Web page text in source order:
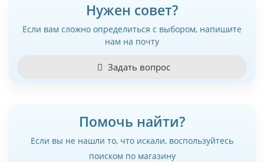
Нужен совет?
Если вам сложно определиться с выбором, напишите
нам на почту
Задать вопрос
Помочь найти?
Если вы не нашли то, что искали, воспользуйтесь
поиском по магазину